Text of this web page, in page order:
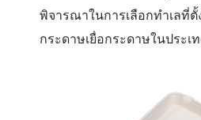
พิจารณาในการเลือกทำเลที่
กระดาษเยื่อกระดาษในประเ